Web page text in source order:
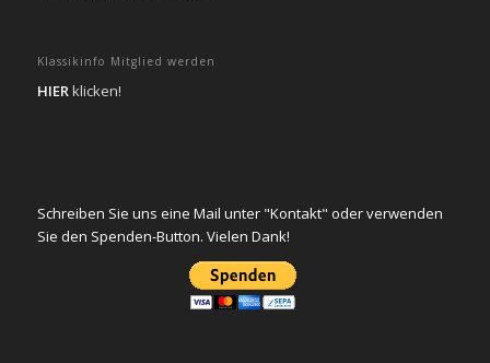
Klassikinfo Mitglied werden
HIERklicken!
Schreiben Sie uns eine Mail unter "Kontakt" oder verwenden
Sie den Spenden-Button. Vielen Dank!